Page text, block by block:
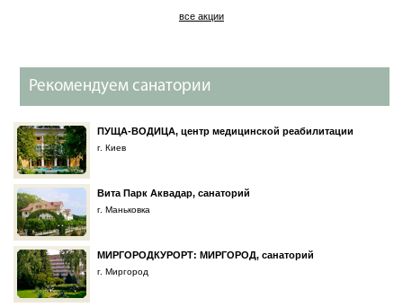
все акции
Рекомендуем санатории
ПУЩА-ВОДИЦА, центр медицинской реабилитации
г. Киев
Вита Парк Аквадар, санаторий
г. Маньковка
МИРГОРОДКУРОРТ: МИРГОРОД, санаторий
г. Миргород